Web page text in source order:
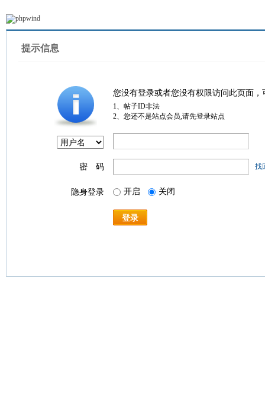
提示信息
您没有登录或者您没有权限访问此页面
1、帖子ID非法
2、您还不是站点会员,请先登录站点
密 码 找
隐身登录 开启 关闭
登录